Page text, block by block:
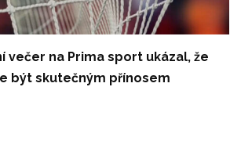
večer na Prima sport ukázal, že
být skutečným přínosem